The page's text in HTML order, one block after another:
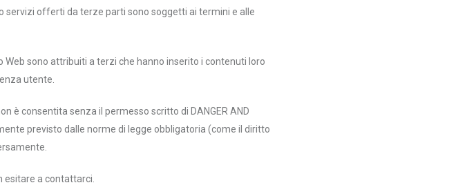
offerti da terze parti sono soggetti ai termini e alle
sono attribuiti a terzi che hanno inserito i contenuti loro
utente.
è consentita senza il permesso scritto di DANGER AND
previsto dalle norme di legge obbligatoria (come il diritto
esitare a contattarci.